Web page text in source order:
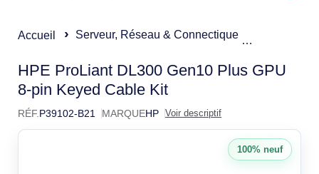
Accueil Serveur, Réseau & Connectique
HP ProLiant DL300
HPE ProLiant DL300 Gen10 Plus GPU
8-pin Keyed Cable Kit
RÉF. P39102-B21 MARQUEHP Voir descriptif
100% neuf